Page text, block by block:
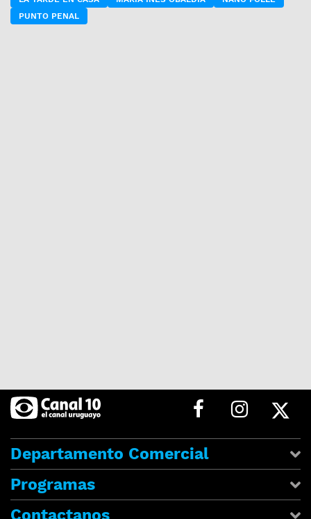
PUNTO PENAL
Departamento Comercial
Programas
Contactanos